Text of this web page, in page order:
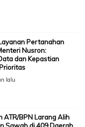
Pertanahan
Nusron:
dan Kepastian
lalu
ATR/BPN Larang Alih